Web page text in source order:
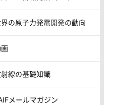
の原子力発電開発の動向
線の基礎知識
メールマガジン